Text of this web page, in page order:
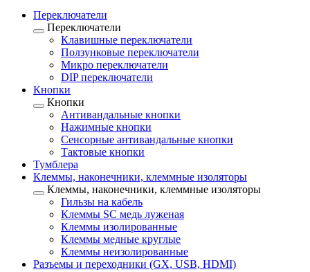
Переключатели
Переключатели
Клавишные переключатели
Ползунковые переключатели
Микро переключатели
DIP переключатели
Кнопки
Кнопки
Антивандальные кнопки
Нажимные кнопки
Сенсорные антивандальные кнопки
Тактовые кнопки
Тумблера
Клеммы, наконечники, клеммные изоляторы
Клеммы, наконечники, клеммные изоляторы
Гильзы на кабель
Клеммы SC медь луженая
Клеммы изолированные
Клеммы медные круглые
Клеммы неизолированные
Разъемы и переходники (GX, USB, HDMI)